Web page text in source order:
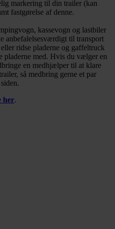
markering til din trailer (kan
fastgørelse af denne.
kassevogn og lastbiler
anbefalelsesværdigt til transport
ridse pladerne og gaffeltruck
pladerne med. Hvis du vælger en
en medhjælper til at klare
så medbring gerne et par
her.